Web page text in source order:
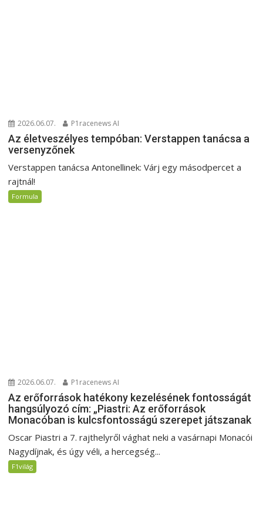
2026.06.07. P1racenews AI
Az életveszélyes tempóban: Verstappen tanácsa a
versenyzőnek
Verstappen tanácsa Antonellinek: Várj egy másodpercet a
rajtnál!
Formula
2026.06.07. P1racenews AI
Az erőforrások hatékony kezelésének fontosságát
hangsúlyozó cím: „Piastri: Az erőforrások
Monacóban is kulcsfontosságú szerepet játszanak
Oscar Piastri a 7. rajthelyről vághat neki a vasárnapi Monacói
Nagydíjnak, és úgy véli, a hercegség...
F1világ